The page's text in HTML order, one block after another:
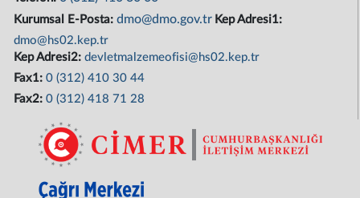
Kurumsal E-Posta:dmo@dmo.gov.tr Kep Adresi1:
dmo@hs02.kep.tr
Kep Adresi2:devletmalzemeofisi@hs02.kep.tr
Fax1:0 (312) 410 30 44
Fax2:0 (312) 418 71 28